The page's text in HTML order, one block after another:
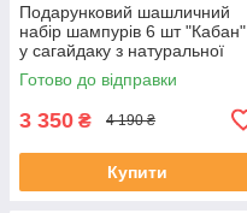
Подарунковий шашличний
набір шампурів 6 шт "Кабан"
у сагайдаку з натуральної
шкіри
Готово до відправки
3 350 ₴ 4 190 ₴
Купити